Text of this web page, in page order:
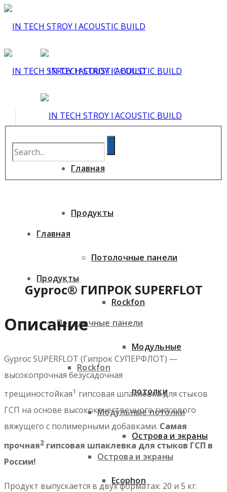
Главная
Продукты
Потолочные панели
Rockfon
Модульные потолки
Острова и экраны
Главная
Продукты
Потолочные панели
Rockfon
Модульные
потолки
Острова и экраны
Ecophon
Gyproc® ГИПРОК SUPERFLOT
Описание
Gyproc SUPERFLOT (Гипрок СУПЕРФЛОТ) —
высокопрочная безусадочная
трещиностойкая1 гипсовая шпаклевка для стыков
ГСП на основе высококачественного гипсового
вяжущего с полимерными добавками. Самая
прочная2 гипсовая шпаклевка для стыков ГСП в
России!
Продукт выпускается в двух форматах: 20 и 5 кг.